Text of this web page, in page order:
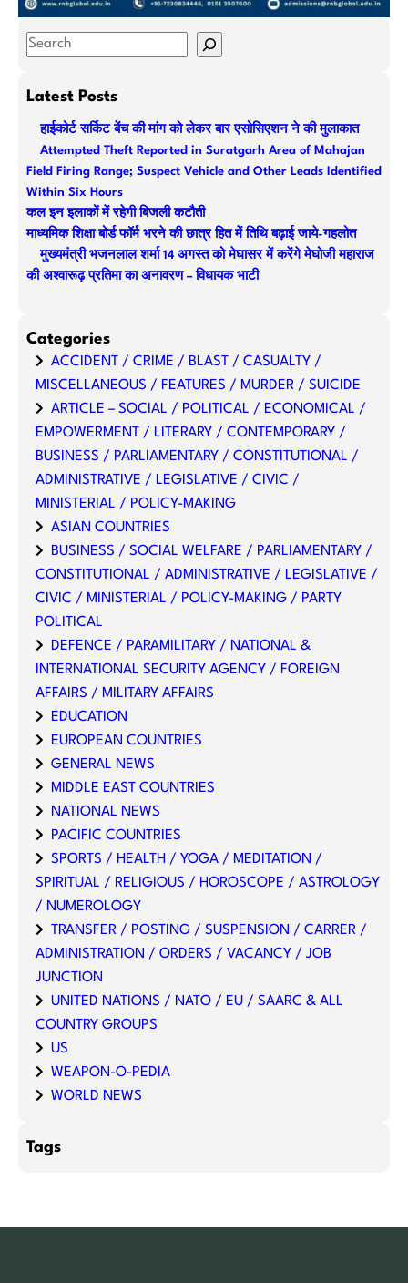
S
aLatest Posts
हाईकोर्ट सर्किट बेंच की मांग को लेकर बार एसोसिएशन ने की मुलाकात
Attempted Theft Reported in Suratgarh Area of Mahajan
Field Firing Range; Suspect Vehicle and Other Leads Identified
Within Six Hours
कल इन इलाकों में रहेगी बिजली कटौती
माध्यमिक शिक्षा बोर्ड फॉर्म भरने की छात्र हित में तिथि बढ़ाई जाये-गहलोत
मुख्यमंत्री भजनलाल शर्मा 14 अगस्त को मेघासर में करेंगे मेघोजी महाराज
की अश्वारूढ़ प्रतिमा का अनावरण – विधायक भाटी
Categories
ACCIDENT / CRIME / BLAST / CASUALTY /
MISCELLANEOUS / FEATURES / MURDER / SUICIDE
ARTICLE – SOCIAL / POLITICAL / ECONOMICAL /
EMPOWERMENT / LITERARY / CONTEMPORARY /
BUSINESS / PARLIAMENTARY / CONSTITUTIONAL /
ADMINISTRATIVE / LEGISLATIVE / CIVIC /
MINISTERIAL / POLICY-MAKING
ASIAN COUNTRIES
BUSINESS / SOCIAL WELFARE / PARLIAMENTARY /
CONSTITUTIONAL / ADMINISTRATIVE / LEGISLATIVE /
CIVIC / MINISTERIAL / POLICY-MAKING / PARTY
POLITICAL
DEFENCE / PARAMILITARY / NATIONAL &
INTERNATIONAL SECURITY AGENCY / FOREIGN
AFFAIRS / MILITARY AFFAIRS
EDUCATION
EUROPEAN COUNTRIES
GENERAL NEWS
MIDDLE EAST COUNTRIES
NATIONAL NEWS
PACIFIC COUNTRIES
SPORTS / HEALTH / YOGA / MEDITATION /
SPIRITUAL / RELIGIOUS / HOROSCOPE / ASTROLOGY
/ NUMEROLOGY
TRANSFER / POSTING / SUSPENSION / CARRER /
ADMINISTRATION / ORDERS / VACANCY / JOB
JUNCTION
UNITED NATIONS / NATO / EU / SAARC & ALL
COUNTRY GROUPS
US
WEAPON-O-PEDIA
WORLD NEWS
Tags